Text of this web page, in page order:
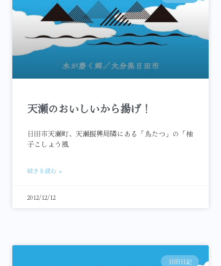
天瀬のおいしいから揚げ！
日田市天瀬町、天瀬振興局隣にある「鳥たつ」の「柚
子こしょう風
続きを読む »
2012/12/12
日田日記